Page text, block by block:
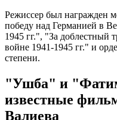
Режиссер был награжден
победу над Германией в
1945 гг.", "За доблестный
войне 1941-1945 гг." и
степени.
"Ушба" и
известные
Валиева